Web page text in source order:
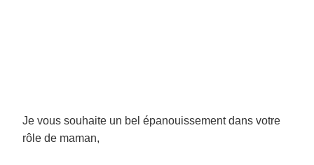
Je vous souhaite un bel épanouissement dans votre
rôle de maman,